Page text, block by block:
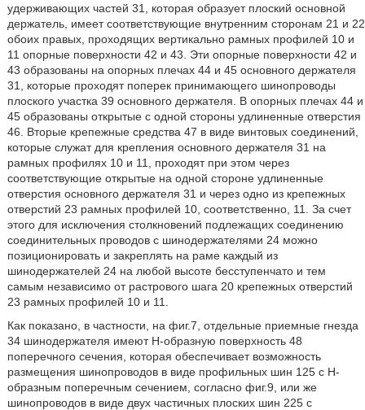
удерживающих частей 31, которая образует плоский основной
держатель, имеет соответствующие внутренним сторонам 21 и 22
обоих правых, проходящих вертикально рамных профилей 10 и
11 опорные поверхности 42 и 43. Эти опорные поверхности 42 и
43 образованы на опорных плечах 44 и 45 основного держателя
31, которые проходят поперек принимающего шинопроводы
плоского участка 39 основного держателя. В опорных плечах 44 и
45 образованы открытые с одной стороны удлиненные отверстия
46. Вторые крепежные средства 47 в виде винтовых соединений,
которые служат для крепления основного держателя 31 на
рамных профилях 10 и 11, проходят при этом через
соответствующие открытые на одной стороне удлиненные
отверстия основного держателя 31 и через одно из крепежных
отверстий 23 рамных профилей 10, соответственно, 11. За счет
этого для исключения столкновений подлежащих соединению
соединительных проводов с шинодержателями 24 можно
позиционировать и закреплять на раме каждый из
шинодержателей 24 на любой высоте бесступенчато и тем
самым независимо от растрового шага 20 крепежных отверстий
23 рамных профилей 10 и 11.
Как показано, в частности, на фиг.7, отдельные приемные гнезда
34 шинодержателя имеют Н-образную поверхность 48
поперечного сечения, которая обеспечивает возможность
размещения шинопроводов в виде профильных шин 125 с Н-
образным поперечным сечением, согласно фиг.9, или же
шинопроводов в виде двух частичных плоских шин 225 с